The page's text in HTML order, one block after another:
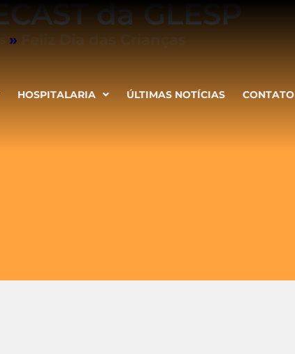
HOSPITALARIA ÚLTIMAS NOTÍCIAS CONTATO
da GLESP
»